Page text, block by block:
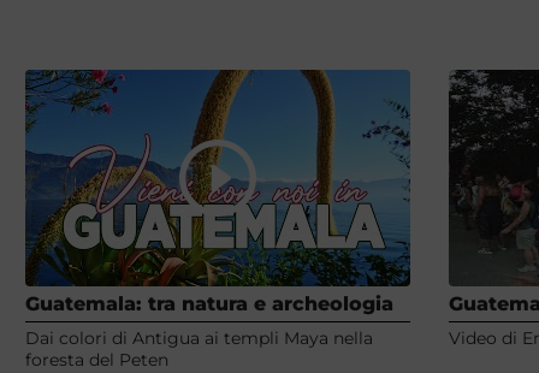
Guatemala: tra natura e archeologia
Dai colori di Antigua ai templi Maya nella
foresta del Peten
Video di